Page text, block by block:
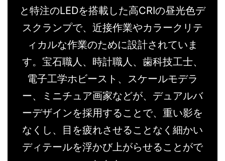
と特注のLEDを搭載した高CRIの昼光色デ
スクランプで、近接作業やカラークリテ
ィカルな作業のために設計されていま
す。宝石職人、時計職人、歯科技工士、
電子工学ホビースト、スケールモデラ
ー、ミニチュア画家などが、デュアルバ
ーデザインを採用することで、重い影を
なくし、目を疲れさせることなく細かい
ディテールを浮かび上がらせることがで